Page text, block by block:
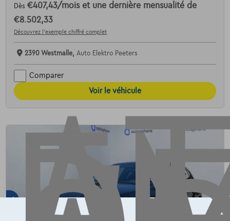
Dès €407,43/mois et une dernière mensualité de
€8.502,33
Découvrez l’exemple chiffré complet
2390 Westmalle, Auto Elektro Peeters
Comparer
Voir le véhicule